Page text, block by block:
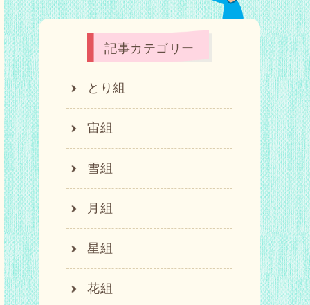
記事カテゴリー
とり組
宙組
雪組
月組
星組
花組